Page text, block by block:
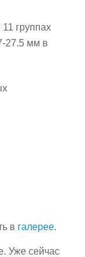
группах
27.5 мм в
в галерее.
Уже сейчас